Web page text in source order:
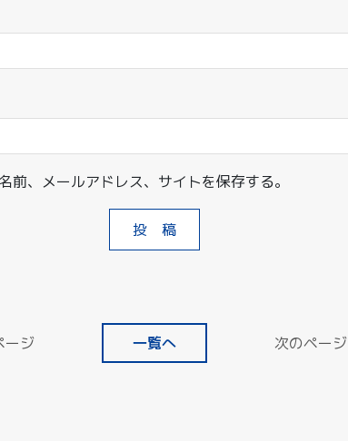
、メールアドレス、サイトを保存する。
ージ 一覧へ 次のページ